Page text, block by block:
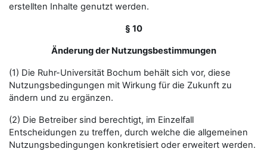
erstellten Inhalte genutzt werden.
§ 10
Änderung der Nutzungsbestimmungen
(1) Die Ruhr-Universität Bochum behält sich vor, diese
Nutzungsbedingungen mit Wirkung für die Zukunft zu
ändern und zu ergänzen.
(2) Die Betreiber sind berechtigt, im Einzelfall
Entscheidungen zu treffen, durch welche die allgemeinen
Nutzungsbedingungen konkretisiert oder erweitert werden.